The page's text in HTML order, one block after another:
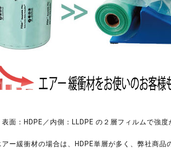
面：HDPE／内側：LLDPE の２層フィルムで強度
ー緩衝材の場合は、HDPE単層が多く、弊社商品